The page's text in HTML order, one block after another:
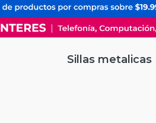
Sillas metalicas